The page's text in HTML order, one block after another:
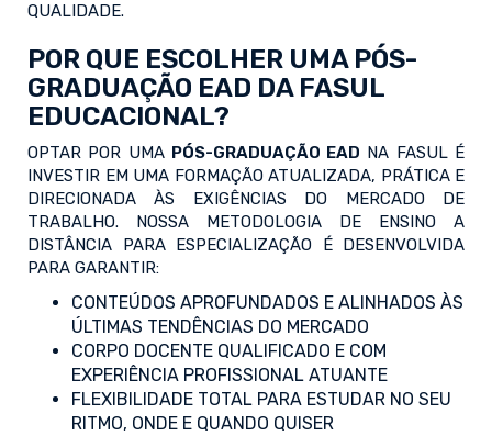
QUALIDADE.
POR QUE ESCOLHER UMA PÓS-
GRADUAÇÃO EAD DA FASUL
EDUCACIONAL?
OPTAR POR UMA PÓS-GRADUAÇÃO EAD NA FASUL É
INVESTIR EM UMA FORMAÇÃO ATUALIZADA, PRÁTICA E
DIRECIONADA ÀS EXIGÊNCIAS DO MERCADO DE
TRABALHO. NOSSA METODOLOGIA DE ENSINO A
DISTÂNCIA PARA ESPECIALIZAÇÃO É DESENVOLVIDA
PARA GARANTIR:
CONTEÚDOS APROFUNDADOS E ALINHADOS ÀS
ÚLTIMAS TENDÊNCIAS DO MERCADO
CORPO DOCENTE QUALIFICADO E COM
EXPERIÊNCIA PROFISSIONAL ATUANTE
FLEXIBILIDADE TOTAL PARA ESTUDAR NO SEU
RITMO, ONDE E QUANDO QUISER